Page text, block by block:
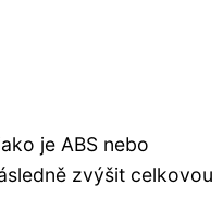
je ABS nebo
zvýšit celkovou